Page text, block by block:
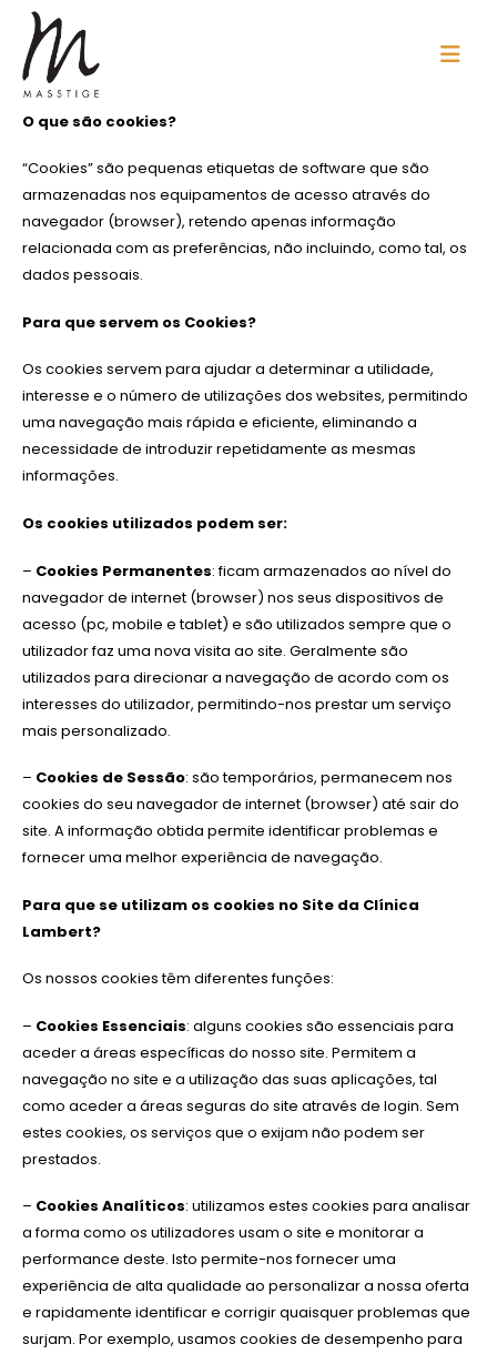
O que são cookies?
“Cookies” são pequenas etiquetas de software que são
armazenadas nos equipamentos de acesso através do
navegador (browser), retendo apenas informação
relacionada com as preferências, não incluindo, como tal, os
dados pessoais.
Para que servem os Cookies?
Os cookies servem para ajudar a determinar a utilidade,
interesse e o número de utilizações dos websites, permitindo
uma navegação mais rápida e eficiente, eliminando a
necessidade de introduzir repetidamente as mesmas
informações.
Os cookies utilizados podem ser:
– Cookies Permanentes: ficam armazenados ao nível do
navegador de internet (browser) nos seus dispositivos de
acesso (pc, mobile e tablet) e são utilizados sempre que o
utilizador faz uma nova visita ao site. Geralmente são
utilizados para direcionar a navegação de acordo com os
interesses do utilizador, permitindo-nos prestar um serviço
mais personalizado.
– Cookies de Sessão: são temporários, permanecem nos
cookies do seu navegador de internet (browser) até sair do
site. A informação obtida permite identificar problemas e
fornecer uma melhor experiência de navegação.
Para que se utilizam os cookies no Site da Clínica
Lambert?
Os nossos cookies têm diferentes funções:
– Cookies Essenciais: a​lguns cookies são essenciais para
aceder a áreas específicas do nosso site. Permitem a
navegação no site e a utilização das suas aplicações, tal
como aceder a áreas seguras do site através de login. Sem
estes cookies, os serviços que o exijam não podem ser
prestados.
– Cookies Analíticos: utilizamos estes cookies para analisar
a forma como os utilizadores usam o site e monitorar a
performance deste. Isto permite-nos fornecer uma
experiência de alta qualidade ao personalizar a nossa oferta
e rapidamente identificar e corrigir quaisquer problemas que
surjam. Por exemplo, usamos cookies de desempenho para